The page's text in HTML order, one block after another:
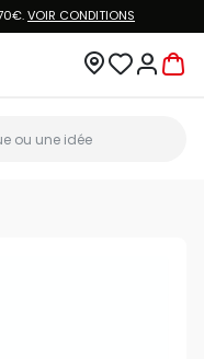
VOIR CONDITIONS